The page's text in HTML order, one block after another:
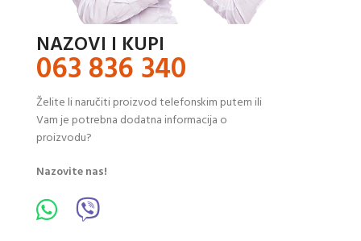
NAZOVI I KUPI
063 836 340
Želite li naručiti proizvod telefonskim putem ili
Vam je potrebna dodatna informacija o
proizvodu?
Nazovite nas!